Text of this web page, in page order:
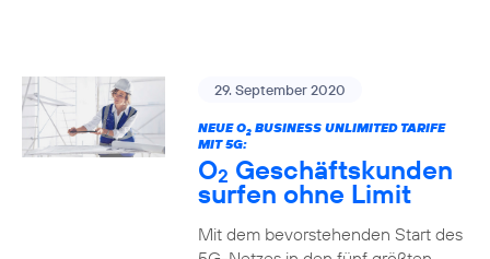
29. September 2020
NEUE O2BUSINESS UNLIMITED TARIFE
MIT 5G:
O2 Geschäftskunden
surfen ohne Limit
Mit dem bevorstehenden Start des